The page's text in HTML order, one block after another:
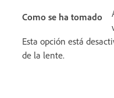
Como se ha tomado
Esta opción está
de la lente.